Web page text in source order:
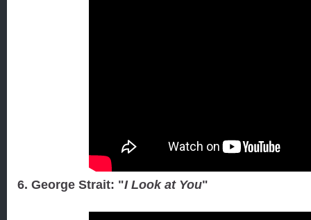
6. George Strait: "I Look at You"